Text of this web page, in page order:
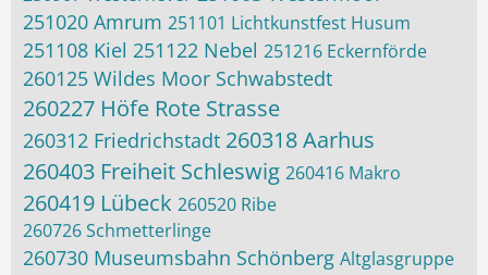
251020 Amrum 251101 Lichtkunstfest Husum
251108 Kiel 251122 Nebel 251216 Eckernförde
260125 Wildes Moor Schwabstedt
260227 Höfe Rote Strasse
260312 Friedrichstadt 260318 Aarhus
260403 Freiheit Schleswig 260416 Makro
260419 Lübeck 260520 Ribe
260726 Schmetterlinge
260730 Museumsbahn Schönberg Altglasgruppe